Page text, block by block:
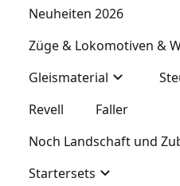
Neuheiten 2026
Züge & Lokomotiven &
Gleismaterial
Revell
Faller
Noch Landschaft und
Startersets